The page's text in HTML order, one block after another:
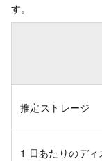
す。
推定ストレージ
1 日あたりのディ